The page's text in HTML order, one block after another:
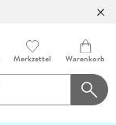
Merkzettel Warenkorb